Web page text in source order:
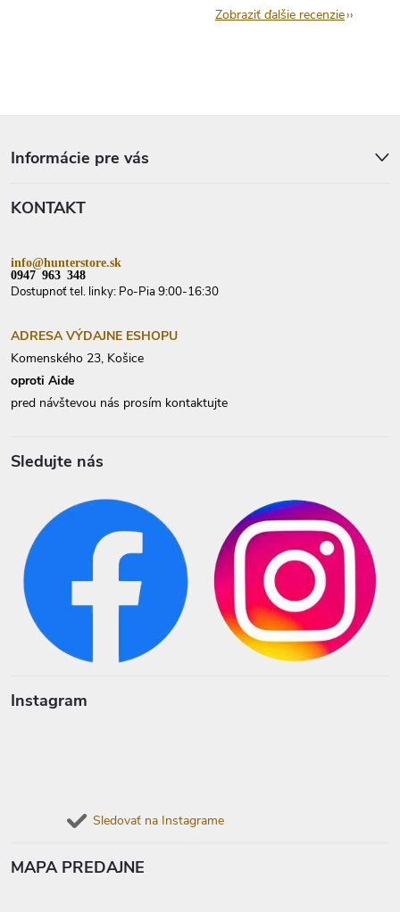
Zobraziť ďalšie recenzie
Informácie pre vás
KONTAKT
info@hunterstore.sk
0947 963 348
Dostupnoť tel. linky: Po-Pia 9:00-16:30
ADRESA VÝDAJNE ESHOPU
Komenského 23, Košice
oproti Aide
pred návštevou nás prosím kontaktujte
Sledujte nás
Instagram
Sledovať na Instagrame
MAPA PREDAJNE